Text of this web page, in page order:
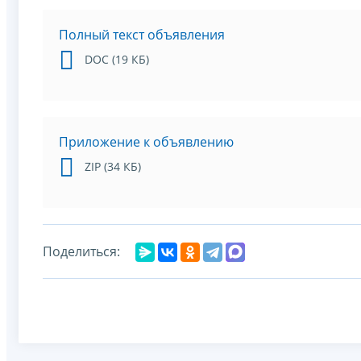
Полный текст объявления
DOC (19 КБ)
Приложение к объявлению
ZIP (34 КБ)
Поделиться: